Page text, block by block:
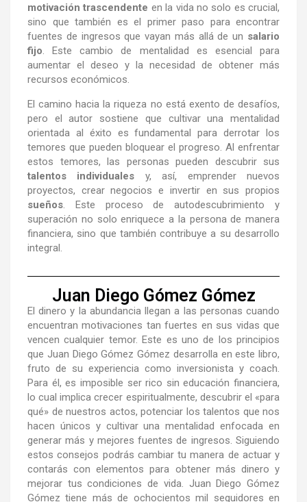
motivación trascendente en la vida no solo es crucial,
sino que también es el primer paso para encontrar
fuentes de ingresos que vayan más allá de un salario
fijo. Este cambio de mentalidad es esencial para
aumentar el deseo y la necesidad de obtener más
recursos económicos.
El camino hacia la riqueza no está exento de desafíos,
pero el autor sostiene que cultivar una mentalidad
orientada al éxito es fundamental para derrotar los
temores que pueden bloquear el progreso. Al enfrentar
estos temores, las personas pueden descubrir sus
talentos individuales y, así, emprender nuevos
proyectos, crear negocios e invertir en sus propios
sueños. Este proceso de autodescubrimiento y
superación no solo enriquece a la persona de manera
financiera, sino que también contribuye a su desarrollo
integral.
Juan Diego Gómez Gómez
El dinero y la abundancia llegan a las personas cuando
encuentran motivaciones tan fuertes en sus vidas que
vencen cualquier temor. Este es uno de los principios
que Juan Diego Gómez Gómez desarrolla en este libro,
fruto de su experiencia como inversionista y coach.
Para él, es imposible ser rico sin educación financiera,
lo cual implica crecer espiritualmente, descubrir el «para
qué» de nuestros actos, potenciar los talentos que nos
hacen únicos y cultivar una mentalidad enfocada en
generar más y mejores fuentes de ingresos. Siguiendo
estos consejos podrás cambiar tu manera de actuar y
contarás con elementos para obtener más dinero y
mejorar tus condiciones de vida. Juan Diego Gómez
Gómez tiene más de ochocientos mil seguidores en